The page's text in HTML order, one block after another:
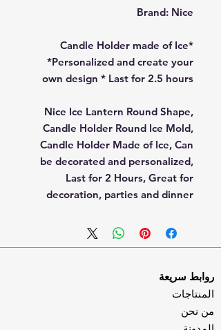
Brand: Nice
*Candle Holder made of Ice
*Personalized and create your
own design * Last for 2.5 hours
Nice Ice Lantern Round Shape,
Candle Holder Round Ice Mold,
Candle Holder Made of Ice, Can
be decorated and personalized,
Last for 2 Hours, Great for
decoration, parties and dinner
روابط سريعة
المنتاجات
من نحن